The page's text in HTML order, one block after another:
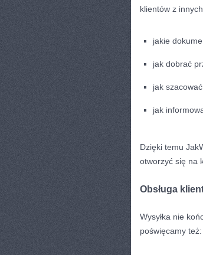
klientów z
jakie
jak dobrać
jak
jak
Dzięki temu
otworzyć się na
Obsługa
Wysyłka nie
poświęcamy też: